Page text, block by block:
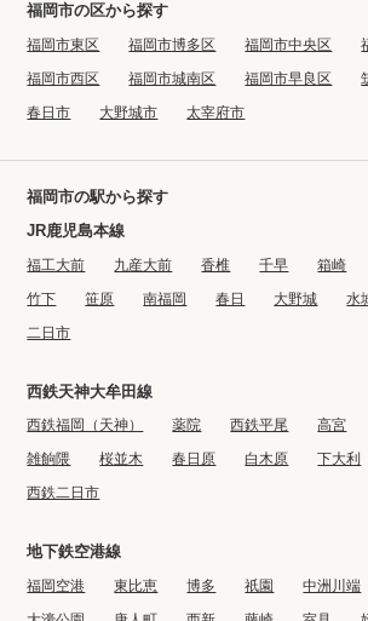
福岡市の区から探す
福岡市東区 福岡市博多区 福岡市中央区
福岡市西区
福岡市城南区 福岡市早良区
春日市
大野城市 太宰府市
福岡市の駅から探す
JR鹿児島本線
福工大前 九産大前 香椎 千早 箱崎
竹下
笹原 南福岡 春日 大野城 水
二日市
西鉄天神大牟田線
西鉄福岡（天神） 薬院 西鉄平尾 高宮
雑餉隈
桜並木 春日原 白木原 下大利
西鉄二日市
地下鉄空港線
福岡空港 東比恵 博多 祇園 中洲川端